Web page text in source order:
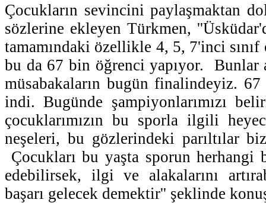
Çocukların sevincini paylaşmaktan
sözlerine ekleyen Türkmen,
tamamındaki özellikle 4, 5, 7'inci sınıf
bu da 67 bin öğrenci yapıyor. Bunlar
müsabakaların bugün finalindeyiz.
indi. Bugünde şampiyonlarımızı
çocuklarımızın bu sporla ilgili
neşeleri, bu gözlerindeki parıltılar
Çocukları bu yaşta sporun herhangi
edebilirsek, ilgi ve alakalarını
başarı gelecek demektir'' şeklinde